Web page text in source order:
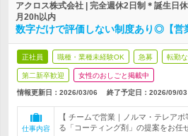
アクロス株式会社 | 完全週休2日制＊誕生日
月20h以内
数字だけで評価しない制度あり◎【
正社員 職種・業種未経験OK 急募 転勤な
第二新卒歓迎 女性のおしごと掲載中
情報更新日：2026/03/06 終了予定日： 2026/09/03
仕事内容
【 チームで営業｜ノルマ・テレア
る「コーティング剤」の提案をお